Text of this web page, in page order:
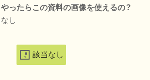
ったらこの資料の画像を使えるの？
し
該当なし